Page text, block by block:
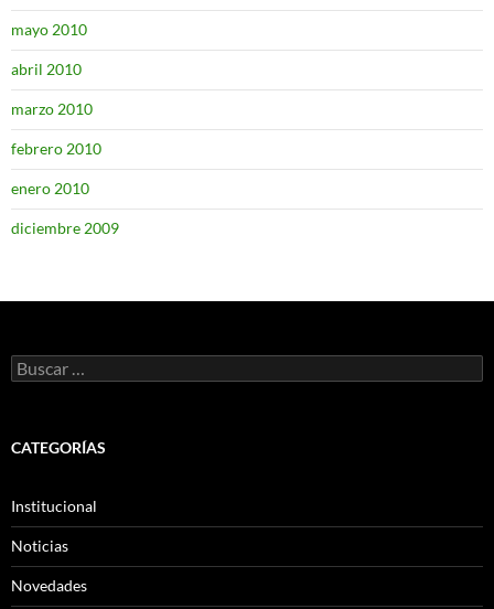
mayo 2010
abril 2010
marzo 2010
febrero 2010
enero 2010
diciembre 2009
Buscar:
CATEGORÍAS
Institucional
Noticias
Novedades